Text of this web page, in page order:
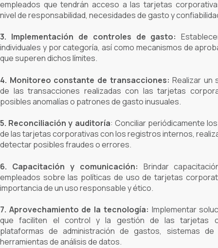
empleados que tendrán acceso a las tarjetas
nivel de responsabilidad, necesidades de gasto y
3. Implementación de controles de gasto:
individuales y por categoría, así como mecanismos de
que superen dichos límites.
4. Monitoreo constante de transacciones:Realizar un
de las transacciones realizadas con las tarjetas
posibles anomalías o patrones de gasto inusuales.
5. Reconciliación y auditoría: Conciliar periódicamente
de las tarjetas corporativas con los registros internos,
detectar posibles fraudes o errores.
6. Capacitación y comunicación: Brindar
empleados sobre las políticas de uso de tarjetas
importancia de un uso responsable y ético.
7. Aprovechamiento de la tecnología: Implementar
que faciliten el control y la gestión de las tarjetas
plataformas de administración de gastos, sistemas
herramientas de análisis de datos.